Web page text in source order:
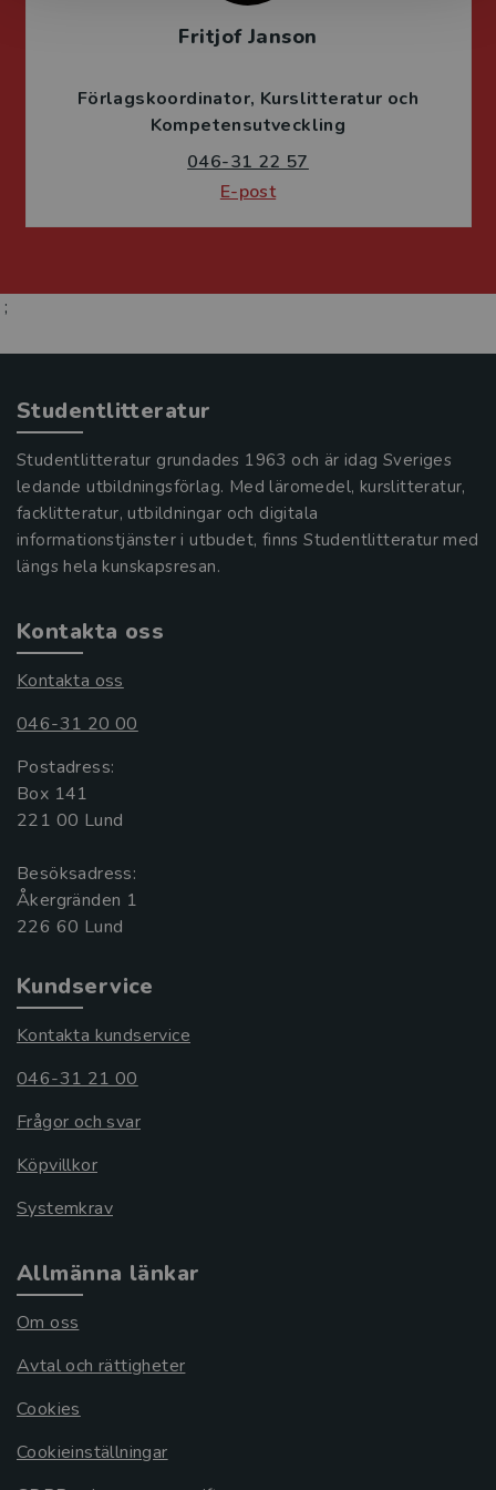
Fritjof Janson
Förlagskoordinator Kurslitteratur och
Kompetensutveckling
046-31 22 57
E-post
;
Studentlitteratur
Studentlitteratur grundades 1963 och är idag Sveriges
ledande utbildningsförlag. Med läromedel, kurslitteratur,
facklitteratur, utbildningar och digitala
informationstjänster i utbudet, finns Studentlitteratur med
längs hela kunskapsresan.
Kontakta oss
Kontakta oss
046-31 20 00
Postadress:
Box 141
221 00 Lund
Besöksadress:
Åkergränden 1
Kundservice
Kontakta kundservice
046-31 21 00
Frågor och svar
Köpvillkor
Systemkrav
Allmänna länkar
Om oss
Avtal och rättigheter
Cookies
Cookieinställningar